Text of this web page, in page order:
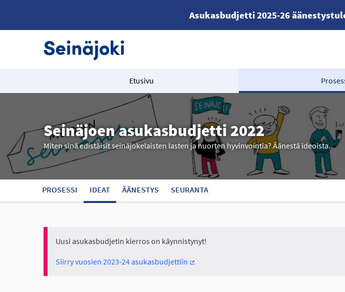
Asukasbudjetti 2025-26
Etusivu
Seinäjoen asukasbudjetti 2022
Miten sinä edistäisit seinäjokelaisten lasten ja nuorten hyvinvointia? Äänestä ideoista.
PROSESSI IDEAT ÄÄNESTYS SEURANTA
Uusi asukasbudjetin kierros on käynnistynyt!
Siirry vuosien 2023-24 asukasbudjettiin